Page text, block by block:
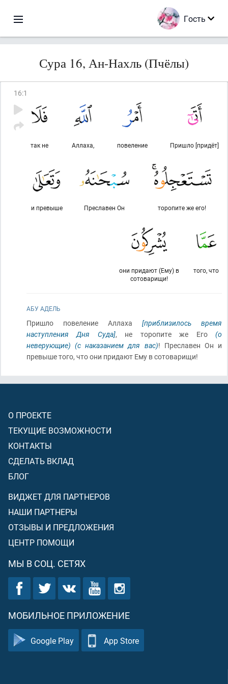
Гость
Сура 16, Ан-Нахль (Пчёлы)
16:1
Пришло [придёт]
повеление
Аллаха,
так не
торопите же его!
Преславен Он
и превыше
того, что
они придают (Ему) в
сотоварищи!
АБУ АДЕЛЬ
Пришло повеление Аллаха [приблизилось время
наступления Дня Суда], не торопите же Его(о
неверующие) (с наказанием для вас)! Преславен Он и
превыше того, что они придают Ему в сотоварищи!
О ПРОЕКТЕ
ТЕКУЩИЕ ВОЗМОЖНОСТИ
КОНТАКТЫ
СДЕЛАТЬ ВКЛАД
БЛОГ
ВИДЖЕТ ДЛЯ ПАРТНЕРОВ
НАШИ ПАРТНЕРЫ
ОТЗЫВЫ И ПРЕДЛОЖЕНИЯ
ЦЕНТР ПОМОЩИ
МЫ В СОЦ. СЕТЯХ
МОБИЛЬНОЕ ПРИЛОЖЕНИЕ
Google Play App Store